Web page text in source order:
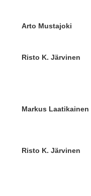
Arto Mustajoki
Risto K. Järvinen
Markus Laatikainen
Risto K. Järvinen